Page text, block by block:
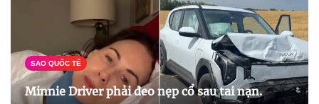
SAO QUỐC TẾ
Minnie Driver phải đeo nẹp cổ sau tai nạn.